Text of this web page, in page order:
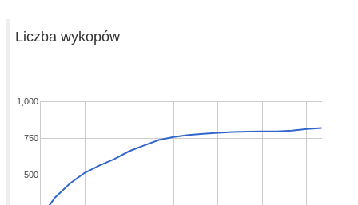
Liczba wykopów
500
750
1,000